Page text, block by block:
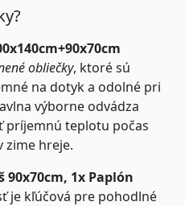
obliečky, ktoré sú
na dotyk a odolné pri
výborne odvádza
príjemnú teplotu počas
zime hreje.
90x70cm, 1x Paplón
je kľúčová pre pohodlné